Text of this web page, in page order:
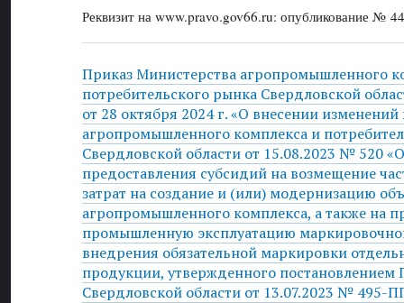
Реквизит на www.pravo.gov66.ru: опубликование №
Приказ Министерства агропромышленного
потребительского рынка Свердловской
от 28 октября 2024 г. «О внесении
агропромышленного комплекса и
Свердловской области от 15.08.2023 № 520
предоставления субсидий на возмещение
затрат на создание и (или) модернизацию
агропромышленного комплекса, а также на
промышленную эксплуатацию
внедрения обязательной маркировки
продукции, утвержденного постановлением
Свердловской области от 13.07.2023 № 495-